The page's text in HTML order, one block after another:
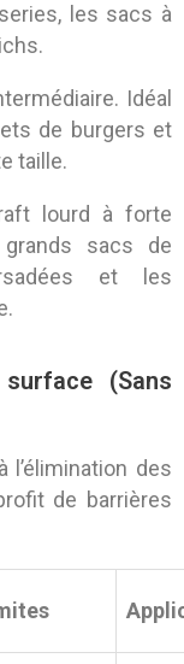
les sacs à
Idéal
de burgers et
taille.
lourd à forte
sacs de
et les
(Sans
l’élimination des
de barrières